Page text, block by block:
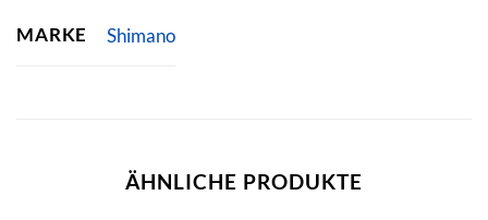
MARKE Shimano
ÄHNLICHE PRODUKTE